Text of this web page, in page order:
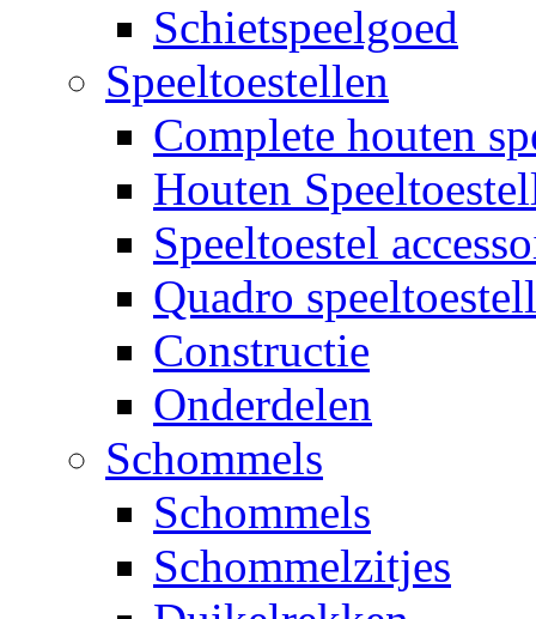
Schietspeelgoed
Speeltoestellen
Complete houten
Houten
Speeltoestel
Quadro
Constructie
Onderdelen
Schommels
Schommels
Schommelzitjes